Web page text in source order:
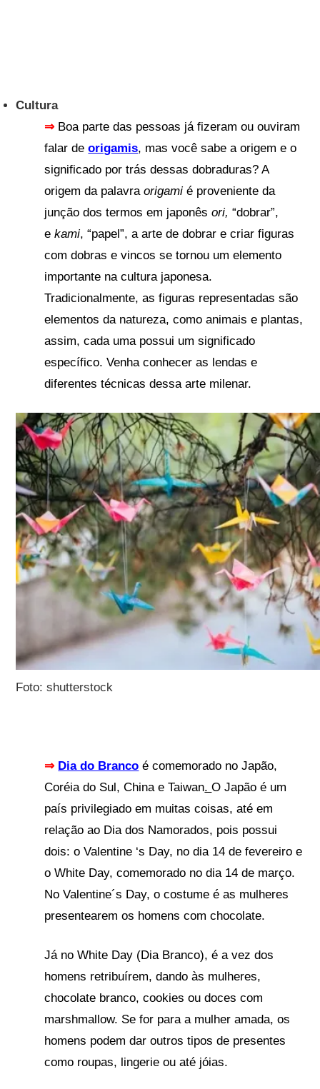
Cultura
⇒Boa parte das pessoas já fizeram ou ouviram
falar deorigamis, mas você sabe a origem e o
significado por trás dessas dobraduras?A
origem da palavraorigami é proveniente da
junção dos termos em japonêsori, “dobrar”,
ekami, “papel”, a arte de dobrar e criar figuras
com dobras e vincos se tornou um elemento
importante na cultura japonesa.
Tradicionalmente, as figuras representadas são
elementos da natureza, como animais e plantas,
assim, cada uma possui um significado
específico. Venha conhecer as lendas e
diferentes técnicas dessa arte milenar.
Foto: shutterstock
⇒ Dia do Branco é comemorado no Japão,
Coréia do Sul, China e Taiwan.O Japão é um
país privilegiado em muitas coisas, até em
relação ao Dia dos Namorados, pois possui
dois: o Valentine ‘s Day, no dia 14 de fevereiro e
o White Day, comemorado no dia 14 de março.
No Valentine´s Day, o costume é as mulheres
presentearem os homens com chocolate.
Já no White Day (Dia Branco), é a vez dos
homens retribuírem, dando às mulheres,
chocolate branco, cookies ou doces com
marshmallow. Se for para a mulher amada, os
homens podem dar outros tipos de presentes
como roupas, lingerie ou até jóias.